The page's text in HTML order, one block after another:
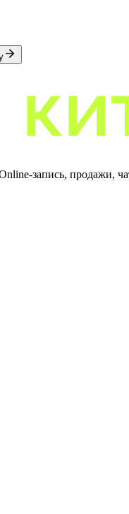
запись, продажи,